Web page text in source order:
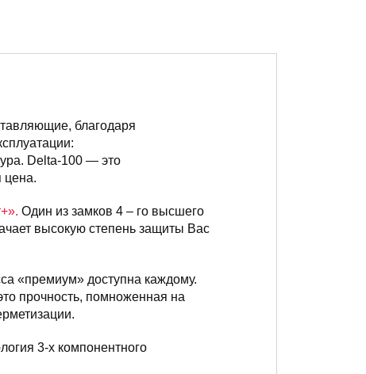
благодаря
Delta-100 — это
цена.
Один из замков 4 – го высшего
высокую степень защиты Вас
«премиум» доступна каждому.
прочность, помноженная на
3-х компонентного